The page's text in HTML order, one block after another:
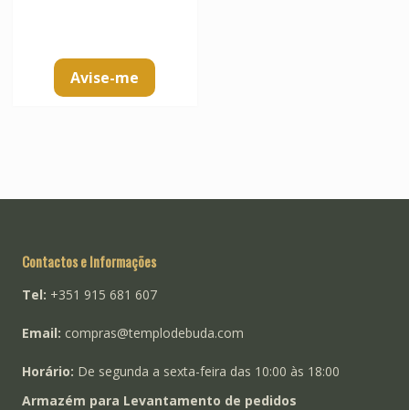
Avise-me
Contactos e Informações
Tel: +351 915 681 607
Email: compras@templodebuda.com
Horário: De segunda a sexta-feira das 10:00 às 18:00
Armazém para Levantamento de pedidos